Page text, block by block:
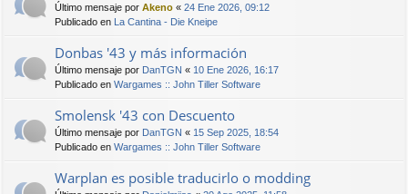
Último mensaje por Akeno « 24 Ene 2026, 09:12
Publicado en La Cantina - Die Kneipe
Donbas '43 y más información
Último mensaje por DanTGN « 10 Ene 2026, 16:17
Publicado en Wargames :: John Tiller Software
Smolensk '43 con Descuento
Último mensaje por DanTGN « 15 Sep 2025, 18:54
Publicado en Wargames :: John Tiller Software
Warplan es posible traducirlo o modding